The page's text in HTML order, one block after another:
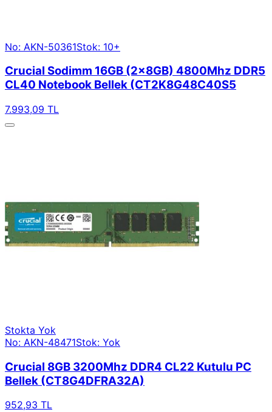
No: AKN-50361Stok: 10+
Crucial Sodimm 16GB (2x8GB) 4800Mhz DDR5
CL40 Notebook Bellek (CT2K8G48C40S5
7.993,09 TL
Stokta Yok
No: AKN-48471Stok: Yok
Crucial 8GB 3200Mhz DDR4 CL22 Kutulu PC
Bellek (CT8G4DFRA32A)
952,93 TL